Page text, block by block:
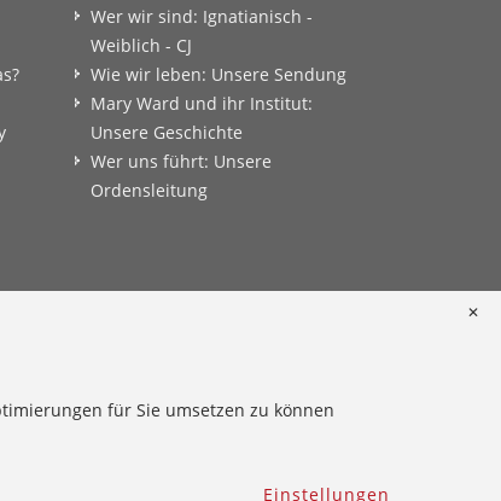
Wer wir sind: Ignatianisch -
Weiblich - CJ
Wie wir leben: Unsere Sendung
Mary Ward und ihr Institut:
Unsere Geschichte
Wer uns führt: Unsere
Ordensleitung
✕
für Sie umsetzen zu können
Einstellungen